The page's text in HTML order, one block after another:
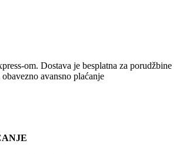
om. Dostava je besplatna za porudžbine
avansno plaćanje